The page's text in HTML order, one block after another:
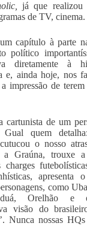
já que realizou
de TV, cinema.
capítulo à parte
político
diretamente à
e, ainda hoje, nos
impressão de
de um
quem
o nosso
Graúna, trouxe a
apresenta
como
Orelhão e
visão do
Nunca nossas